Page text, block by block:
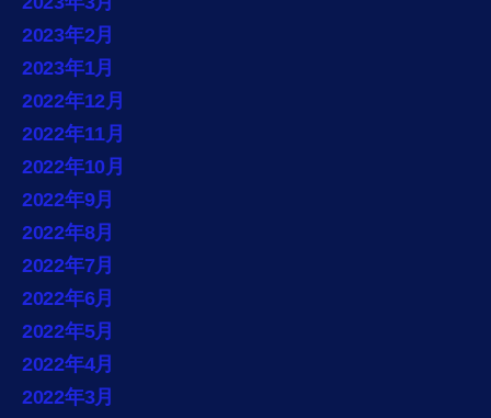
2023年2月
2023年1月
2022年12月
2022年11月
2022年10月
2022年9月
2022年8月
2022年7月
2022年6月
2022年5月
2022年4月
2022年3月